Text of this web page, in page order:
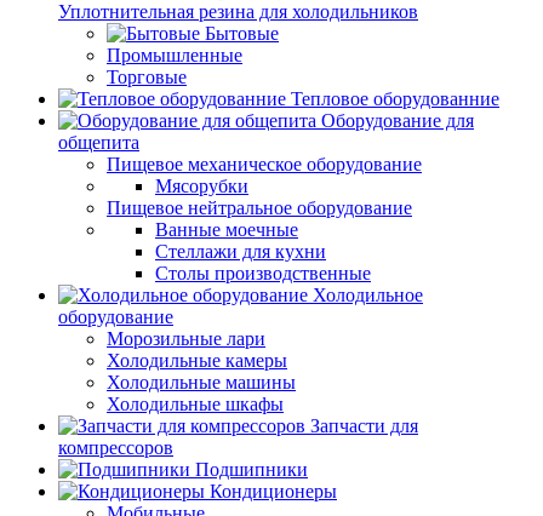
Уплотнительная резина для холодильников
Бытовые
Промышленные
Торговые
Тепловое оборудованние
Оборудование для
общепита
Пищевое механическое оборудование
Мясорубки
Пищевое нейтральное оборудование
Ванные моечные
Стеллажи для кухни
Столы производственные
Холодильное
оборудование
Морозильные лари
Холодильные камеры
Холодильные машины
Холодильные шкафы
Запчасти для
компрессоров
Подшипники
Кондиционеры